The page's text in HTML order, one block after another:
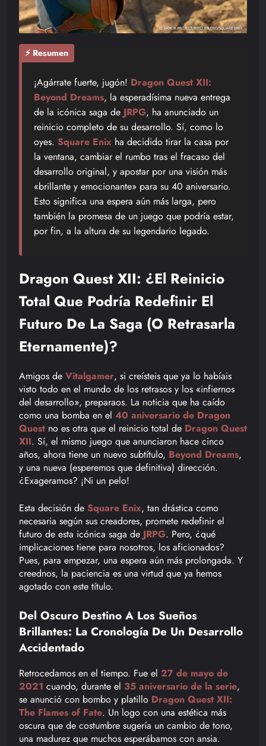
⚡ Resumen
¡Agárrate fuerte, jugón! Dragon Quest XII:
Beyond Dreams, la esperadísima nueva entrega
de la icónica saga de JRPG, ha anunciado un
reinicio completo de su desarrollo. Sí, como lo
oyes. Square Enix ha decidido tirar la casa por
la ventana, cambiar el rumbo tras el fracaso del
desarrollo original, y apostar por una visión más
«brillante y emocionante» para su 40 aniversario.
Esto significa una espera aún más larga, pero
también la promesa de un juego que podría estar,
por fin, a la altura de su legendario legado.
Dragon Quest XII: ¿El Reinicio
Total Que Podría Redefinir El
Futuro De La Saga (o Retrasarla
Eternamente)?
Amigos de Vitalgamer, si creísteis que ya lo habíais
visto todo en el mundo de los retrasos y los «infiernos
del desarrollo», preparaos. La noticia que ha caído
como una bomba en el 40 aniversario de Dragon
Quest no es otra que el reinicio total de Dragon Quest
XII. Sí, el mismo juego que anunciaron hace cinco
años, ahora tiene un nuevo subtítulo, Beyond Dreams,
y una nueva (esperemos que definitiva) dirección.
¿Exageramos? ¡Ni un pelo!
Esta decisión de Square Enix, tan drástica como
necesaria según sus creadores, promete redefinir el
futuro de esta icónica saga de JRPG. Pero, ¿qué
implicaciones tiene para nosotros, los aficionados?
Pues, para empezar, una espera aún más prolongada. Y
creednos, la paciencia es una virtud que ya hemos
agotado con este título.
Del Oscuro Destino A Los Sueños
Brillantes: La Cronología De Un Desarrollo
Accidentado
Retrocedamos en el tiempo. Fue el 27 de mayo de
2021 cuando, durante el 35 aniversario de la serie,
se anunció con bombo y platillo Dragon Quest XII:
The Flames of Fate. Un logo con una estética más
oscura que de costumbre sugería un cambio de tono,
una madurez que muchos esperábamos con ansia.